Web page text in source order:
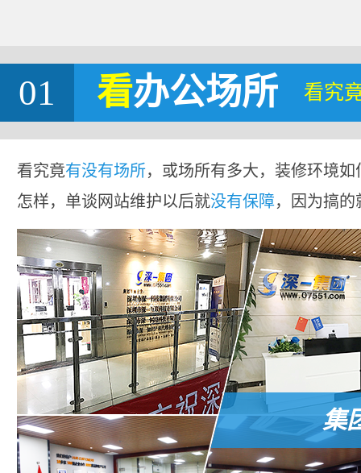
01 看办公场所 看究
看究竟有没有场所，或场所有多大，装修环境
怎样，单谈网站维护以后就没有保障，因为搞
集